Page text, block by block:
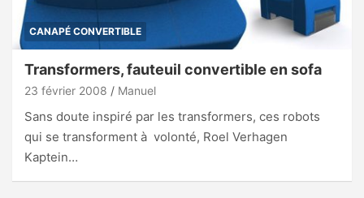
CANAPÉ CONVERTIBLE
Transformers, fauteuil convertible en sofa
23 février 2008 Manuel
Sans doute inspiré par les transformers, ces robots
qui se transforment à volonté, Roel Verhagen
Kaptein…